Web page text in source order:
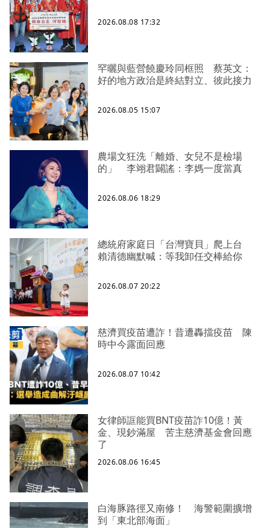
2026.08.08 17:32
罕曬與藍營饒慶玲同框照 蔡英文：
好的地方政治是終結對立、彼此接力
2026.08.05 15:07
農場文狂洗「離婚、女兒不是檢場
的」 李翊君闢謠：李媽一度當真
2026.08.06 18:29
總統府家庭日「台灣寶貝」爬上台
賴清德幽默喊：等我卸任交棒給你
2026.08.07 20:22
慈濟買疫苗遭詐！昔遭轟擋疫苗 陳
時中今露面回應
2026.08.07 10:42
女律師誆能買BNT疫苗詐10億！黃
金、現鈔滿屋 苦主慈濟基金會回應
了
2026.08.06 16:45
白海豚路徑又南修！ 海警範圍擴增
到「東北部海面」